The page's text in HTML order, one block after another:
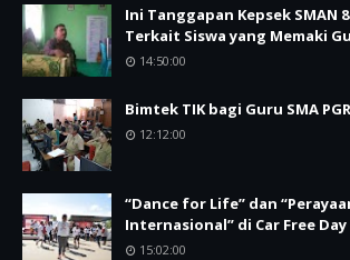
Ini Tanggapan Kepsek SMAN
Terkait Siswa yang Memaki
14:50:00
Bimtek TIK bagi Guru SMA
12:12:00
“Dance for Life” dan
Internasional” di Car Free
15:02:00